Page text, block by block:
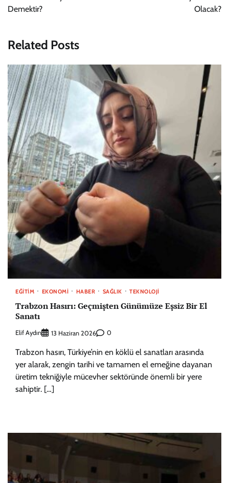
Demektir?
Olacak?
Related Posts
EĞITIM EKONOMI HABER SAĞLIK TEKNOLOJI
Trabzon Hasırı: Geçmişten Günümüze Eşsiz Bir El
Sanatı
Elif Aydın 13 Haziran 2026 0
Trabzon hasırı, Türkiye’nin en köklü el sanatları arasında
yer alarak, zengin tarihi ve tamamen el emeğine dayanan
üretim tekniğiyle mücevher sektöründe önemli bir yere
sahiptir. […]